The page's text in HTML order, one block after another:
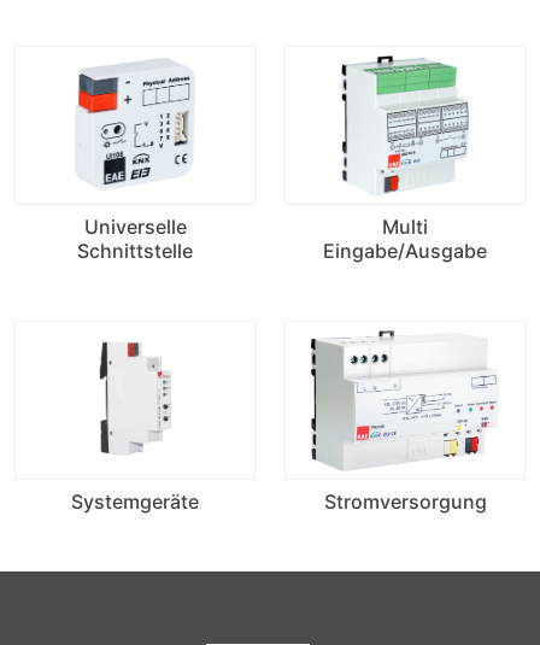
Universelle
Schnittstelle
Multi
Eingabe/Ausgabe
Systemgeräte Stromversorgung